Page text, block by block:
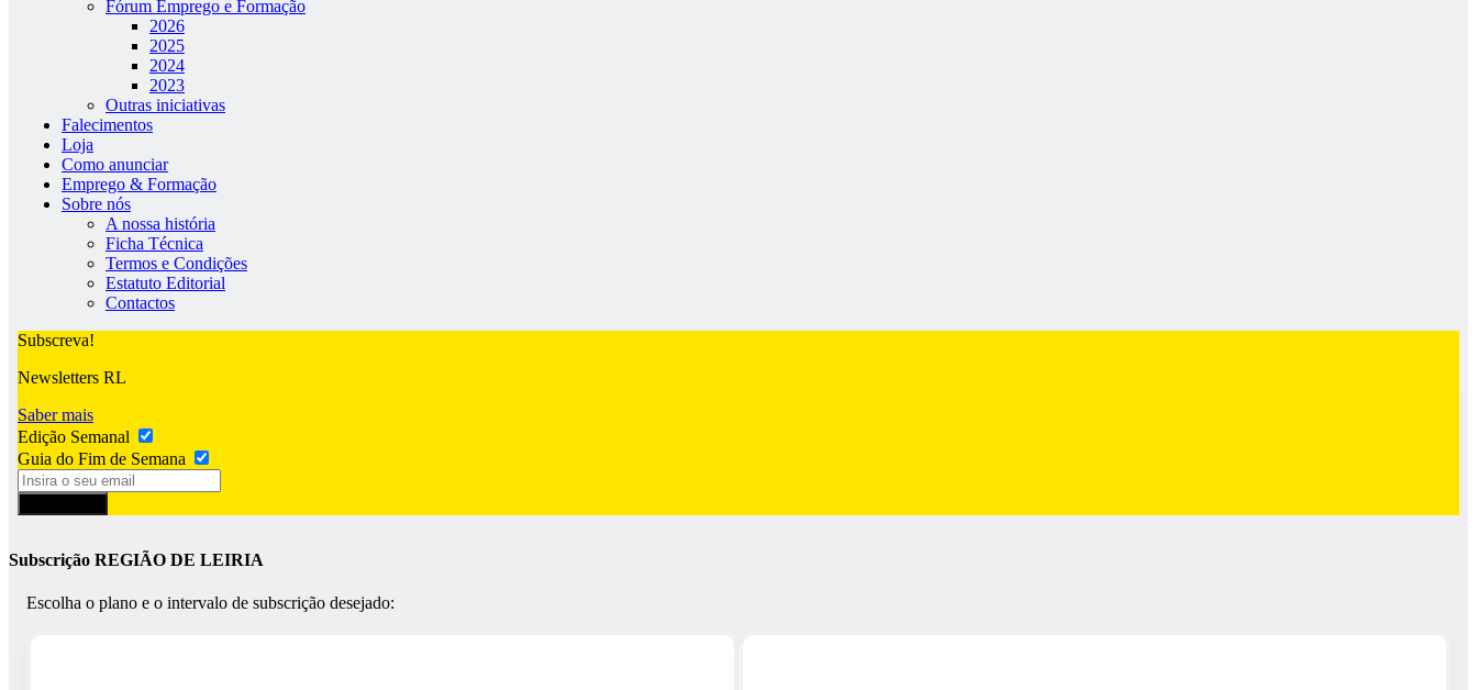
Fórum Emprego e Formação
2026
2025
2024
2023
Outras iniciativas
Falecimentos
Loja
Como anunciar
Emprego & Formação
Sobre nós
A nossa história
Ficha Técnica
Termos e Condições
Estatuto Editorial
Contactos
Subscreva!
Newsletters RL
Saber mais
Edição Semanal
Guia do Fim de Semana
Subscrição REGIÃO DE LEIRIA
Escolha o plano e o intervalo de subscrição desejado: